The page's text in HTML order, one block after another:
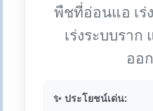
พืชที่อ่อนแอ เร่
เร่งระบบรา
ออ
✨ ประโยชน์เด่น: